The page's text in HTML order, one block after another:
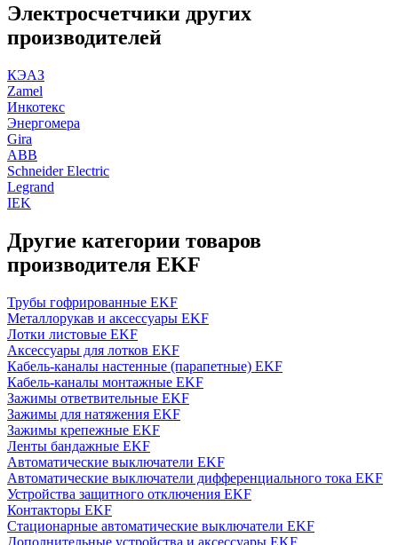
Электросчетчики других
производителей
КЭАЗ
Zamel
Инкотекс
Энергомера
Gira
ABB
Schneider Electric
Legrand
IEK
Другие категории товаров
производителя EKF
Трубы гофрированные EKF
Металлорукав и аксессуары EKF
Лотки листовые EKF
Аксессуары для лотков EKF
Кабель-каналы настенные (парапетные) EKF
Кабель-каналы монтажные EKF
Зажимы ответвительные EKF
Зажимы для натяжения EKF
Зажимы крепежные EKF
Ленты бандажные EKF
Автоматические выключатели EKF
Автоматические выключатели дифференциального тока EKF
Устройства защитного отключения EKF
Контакторы EKF
Стационарные автоматические выключатели EKF
Дополнительные устройства и аксессуары EKF